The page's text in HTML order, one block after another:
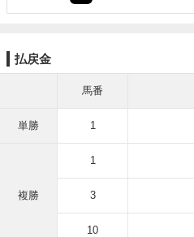
払戻金
馬番
単勝 1
複勝
1
3
10